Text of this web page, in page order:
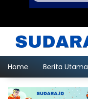
Home Berita Utama